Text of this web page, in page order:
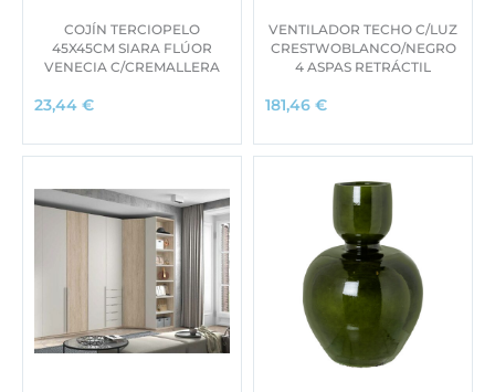
COJÍN TERCIOPELO
45X45CM SIARA FLÚOR
VENECIA C/CREMALLERA
23,44 €
VENTILADOR TECHO C/LUZ
CRESTWOBLANCO/NEGRO
4 ASPAS RETRÁCTIL
181,46 €